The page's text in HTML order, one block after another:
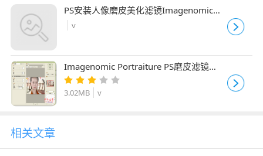
PS安装人像磨皮美化滤镜Imagenomic
Portraiture
v
Imagenomic Portraiture PS磨皮滤镜
2.3.4 汉化版 64位
3.02MB v
相关文章